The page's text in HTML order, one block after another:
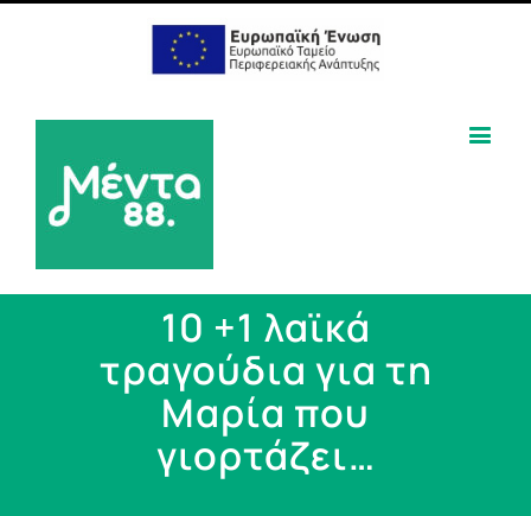
10 +1 λαϊκά
τραγούδια για τη
Μαρία που
γιορτάζει…